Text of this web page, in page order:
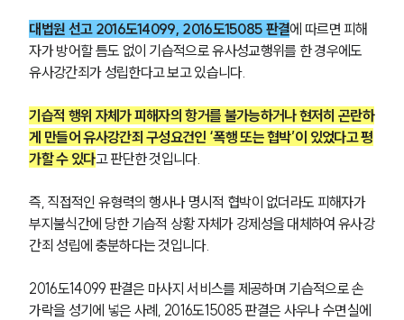
대법원 선고 2016도14099, 2016도15085 판결에 따르면 피해
자가 방어할 틈도 없이 기습적으로 유사성교행위를 한 경우에도
유사강간죄가 성립한다고 보고 있습니다.
기습적 행위 자체가 피해자의 항거를 불가능하거나 현저히 곤란하
게 만들어 유사강간죄 구성요건인 ‘폭행 또는 협박’이 있었다고 평
가할 수 있다고 판단한 것입니다.
즉, 직접적인 유형력의 행사나 명시적 협박이 없더라도 피해자가
부지불식간에 당한 기습적 상황 자체가 강제성을 대체하여 유사강
간죄 성립에 충분하다는 것입니다.
2016도14099 판결은 마사지 서비스를 제공하며 기습적으로 손
가락을 성기에 넣은 사례, 2016도15085 판결은 사우나 수면실에